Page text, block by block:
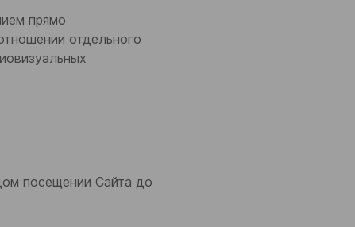
прямо
отдельного
посещении Сайта до